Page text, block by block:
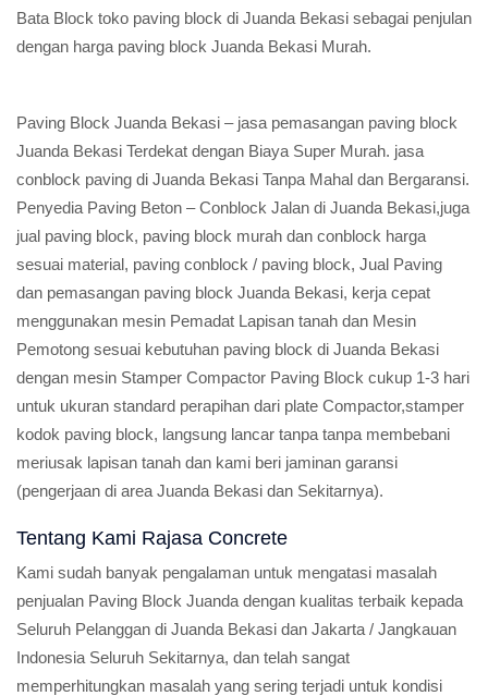
Bata Block toko paving block di Juanda Bekasi sebagai penjulan
dengan harga paving block Juanda Bekasi Murah.
Paving Block Juanda Bekasi – jasa pemasangan paving block
Juanda Bekasi Terdekat dengan Biaya Super Murah. jasa
conblock paving di Juanda Bekasi Tanpa Mahal dan Bergaransi.
Penyedia Paving Beton – Conblock Jalan di Juanda Bekasi,juga
jual paving block, paving block murah dan conblock harga
sesuai material, paving conblock / paving block, Jual Paving
dan pemasangan paving block Juanda Bekasi, kerja cepat
menggunakan mesin Pemadat Lapisan tanah dan Mesin
Pemotong sesuai kebutuhan paving block di Juanda Bekasi
dengan mesin Stamper Compactor Paving Block cukup 1-3 hari
untuk ukuran standard perapihan dari plate Compactor,stamper
kodok paving block, langsung lancar tanpa tanpa membebani
meriusak lapisan tanah dan kami beri jaminan garansi
(pengerjaan di area Juanda Bekasi dan Sekitarnya).
Tentang Kami Rajasa Concrete
Kami sudah banyak pengalaman untuk mengatasi masalah
penjualan Paving Block Juanda dengan kualitas terbaik kepada
Seluruh Pelanggan di Juanda Bekasi dan Jakarta / Jangkauan
Indonesia Seluruh Sekitarnya, dan telah sangat
memperhitungkan masalah yang sering terjadi untuk kondisi